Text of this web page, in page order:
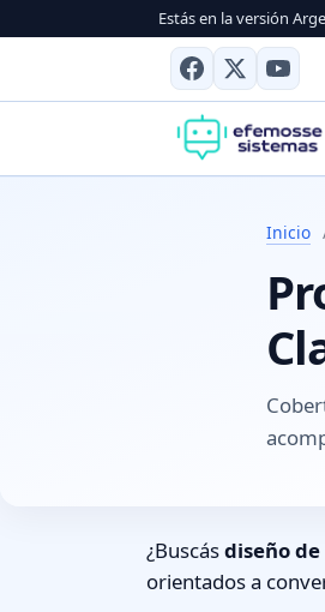
Estás en la versión
Inicio
¿Buscásdiseño
orientados a